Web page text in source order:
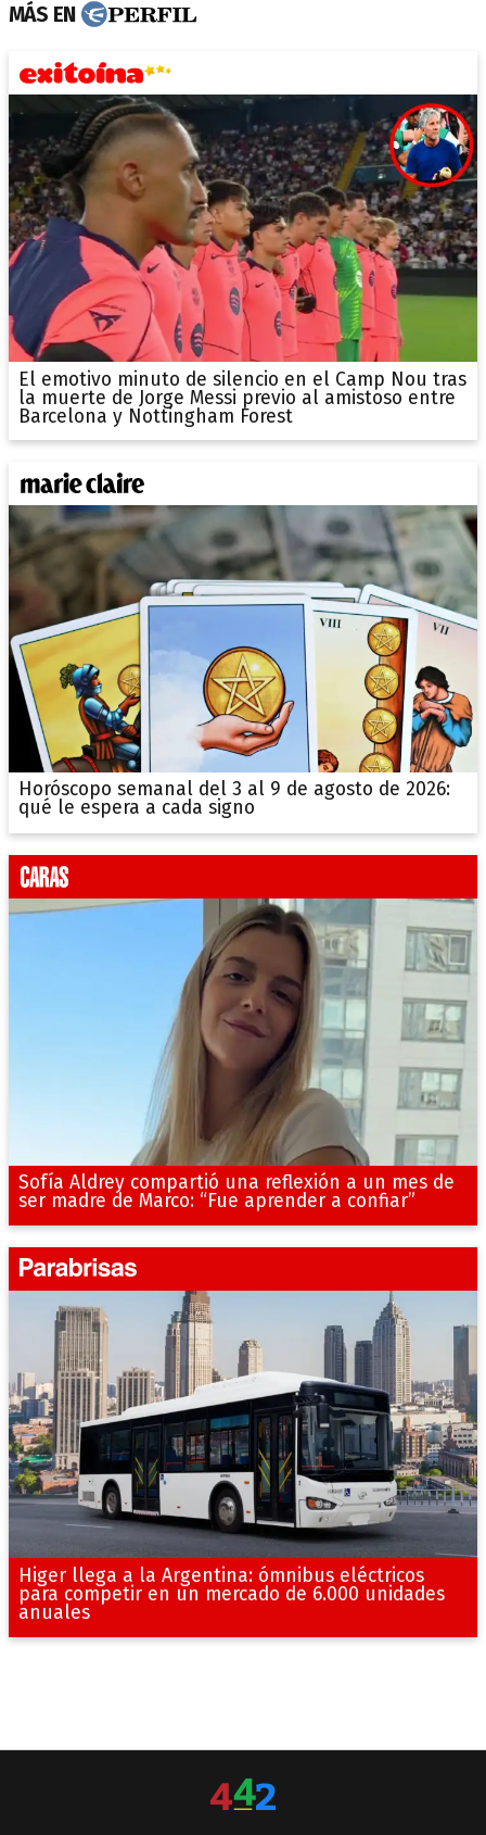
MÁS EN
El emotivo minuto de silencio en el Camp Nou tras
la muerte de Jorge Messi previo al amistoso entre
Barcelona y Nottingham Forest
Horóscopo semanal del 3 al 9 de agosto de 2026:
qué le espera a cada signo
Sofía Aldrey compartió una reflexión a un mes de
ser madre de Marco: “Fue aprender a confiar”
Higer llega a la Argentina: ómnibus eléctricos
para competir en un mercado de 6.000 unidades
anuales